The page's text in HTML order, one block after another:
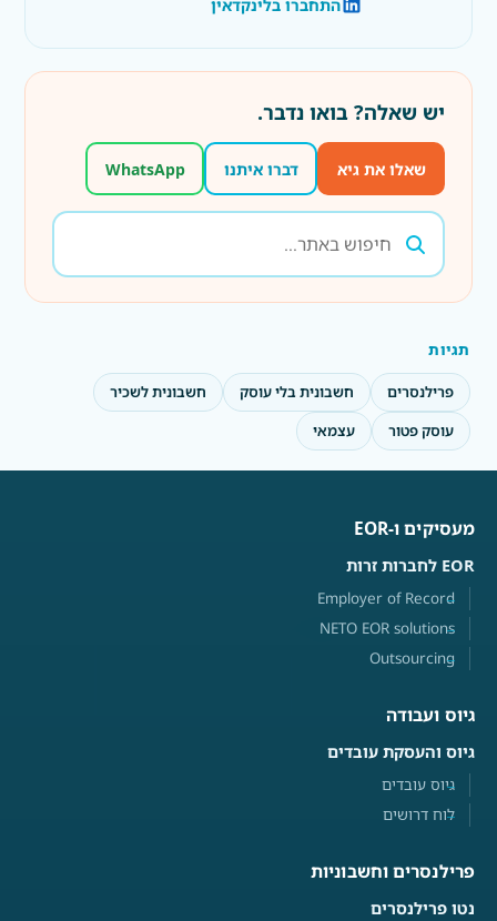
התחברו בלינקדאין
יש שאלה? בואו נדבר.
שאלו את גיא דברו איתנו WhatsApp
תגיות
פרילנסרים חשבונית בלי עוסק
חשבונית לשכיר
עוסק פטור
עצמאי
מעסיקים ו-EOR
EOR לחברות זרות
Employer of Record
NETO EOR solutions
Outsourcing
גיוס ועבודה
גיוס והעסקת עובדים
גיוס עובדים
לוח דרושים
פרילנסרים וחשבוניות
נטו פרילנסרים